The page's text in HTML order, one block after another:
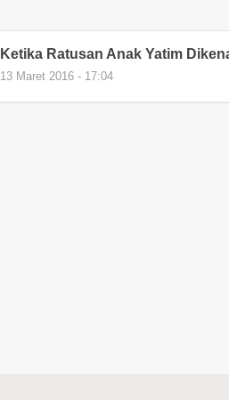
Ketika Ratusan Anak Yatim
13 Maret 2016 - 17:04